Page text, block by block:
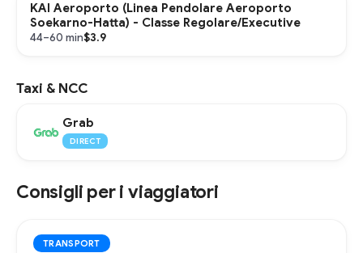
KAI Aeroporto (Linea Pendolare Aeroporto
Soekarno-Hatta) - Classe Regolare/Executive
44–60 min$3.9
Taxi & NCC
Grab
DIRECT
Consigli per i viaggiatori
TRANSPORT